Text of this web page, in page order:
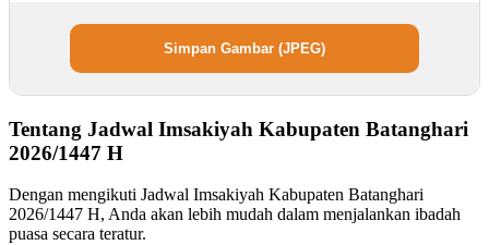
Simpan Gambar (JPEG)
Tentang Jadwal Imsakiyah Kabupaten Batanghari
2026/1447 H
Dengan mengikuti Jadwal Imsakiyah Kabupaten Batanghari
2026/1447 H, Anda akan lebih mudah dalam menjalankan ibadah
puasa secara teratur.